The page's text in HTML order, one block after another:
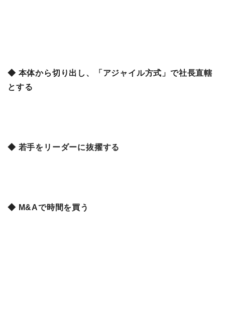
◆ 本体から切り出し、「アジャイル方式」で社長直轄
とする
◆ 若手をリーダーに抜擢する
◆ M&Aで時間を買う